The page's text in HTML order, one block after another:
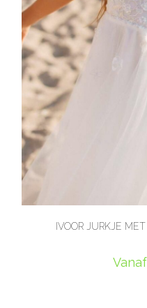
IVOOR JURKJE
Vanaf